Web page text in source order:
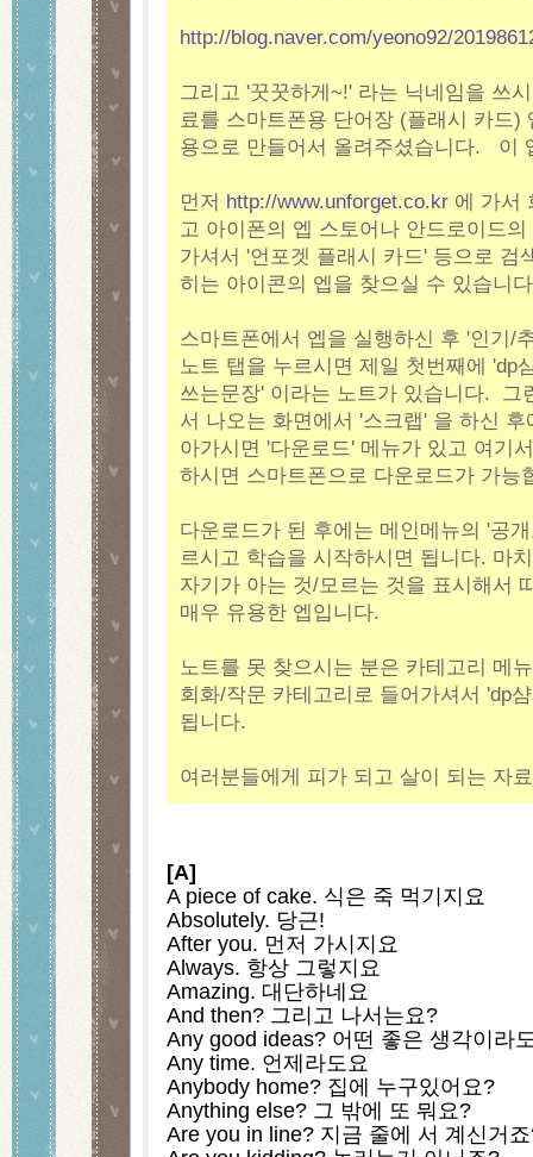
http://blog.naver.com/yeono92/
그리고 '꿋꿋하게~!' 라는 닉네임을 쓰
료를 스마트폰용 단어장 (플래시 카드)
용으로 만들어서 올려주셨습니다. 이
먼저 http://www.unforget.co.kr 에 가서
고 아이폰의 엡 스토어나 안드로이드
가셔서 '언포겟 플래시 카드' 등으로 검
히는 아이콘의 엡을 찾으실 수 있습니
스마트폰에서 엡을 실행하신 후 '인기/
노트 탭을 누르시면 제일 첫번째에 'dp
쓰는문장' 이라는 노트가 있습니다. 그
서 나오는 화면에서 '스크랩' 을 하신
아가시면 '다운로드' 메뉴가 있고 여기
하시면 스마트폰으로 다운로드가 가능
다운로드가 된 후에는 메인메뉴의 '공
르시고 학습을 시작하시면 됩니다. 마
자기가 아는 것/모르는 것을 표시해서
매우 유용한 엡입니다.
노트를 못 찾으시는 분은 카테고리 메
회화/작문 카테고리로 들어가셔서 'dp
됩니다.
여러분들에게 피가 되고 살이 되는 자
[A]
A piece of cake. 식은 죽 먹기지요
Absolutely. 당근!
After you. 먼저 가시지요
Always. 항상 그렇지요
Amazing. 대단하네요
And then? 그리고 나서는요?
Any good ideas? 어떤 좋은 생각이라
Any time. 언제라도요
Anybody home? 집에 누구있어요?
Anything else? 그 밖에 또 뭐요?
Are you in line? 지금 줄에 서 계신거